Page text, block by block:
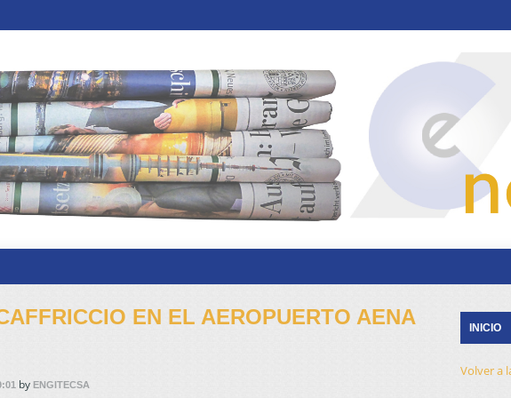
EN EL AEROPUERTO AENA
by ENGITECSA
INICIO
Volver a